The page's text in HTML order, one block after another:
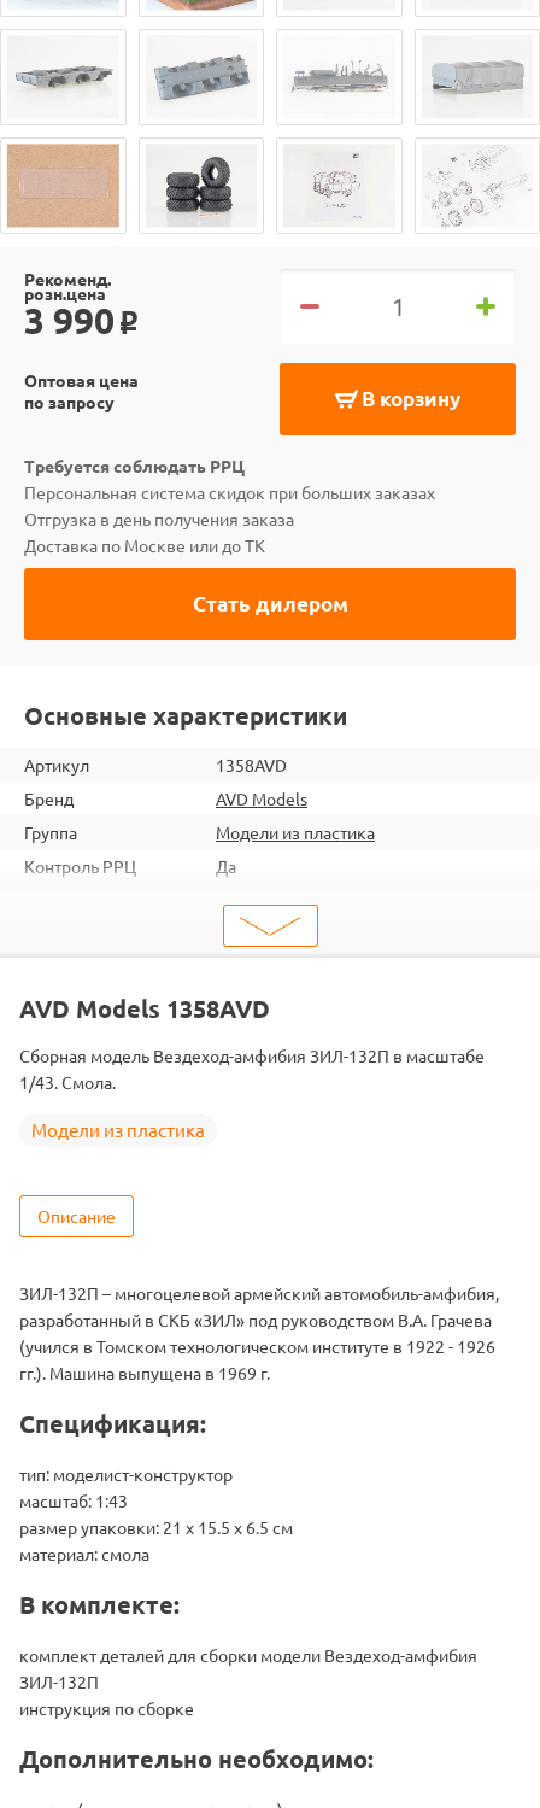
Рекоменд.
розн.цена
3 990 o
В корзину
Оптовая цена
по запросу
Требуется соблюдать РРЦ
Персональная система скидок при больших заказах
Отгрузка в день получения заказа
Доставка по Москве или до ТК
Стать дилером
Основные характеристики
Артикул
1358AVD
Бренд
AVD Models
Группа
Модели из пластика
Контроль РРЦ
Да
2000000227825
Модели из пластика
Масштаб
1/43
AVD Models 1358AVD
Сборная модель Вездеход-амфибия ЗИЛ-132П в масштабе
1/43. Смола.
Модели из пластика
Описание
ЗИЛ-132П – многоцелевой армейский автомобиль-амфибия,
разработанный в СКБ «ЗИЛ» под руководством В.А. Грачева
(учился в Томском технологическом институте в 1922 - 1926
гг.). Машина выпущена в 1969 г.
Спецификация:
тип: моделист-конструктор
масштаб: 1:43
размер упаковки: 21 x 15.5 x 6.5 см
материал: смола
В комплекте:
комплект деталей для сборки модели Вездеход-амфибия
ЗИЛ-132П
инструкция по сборке
Дополнительно необходимо: